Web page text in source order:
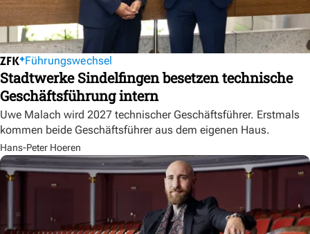
Führungswechsel
Stadtwerke Sindelfingen besetzen technische
Geschäftsführung intern
Uwe Malach wird 2027 technischer Geschäftsführer. Erstmals
kommen beide Geschäftsführer aus dem eigenen Haus.
Hans-Peter Hoeren